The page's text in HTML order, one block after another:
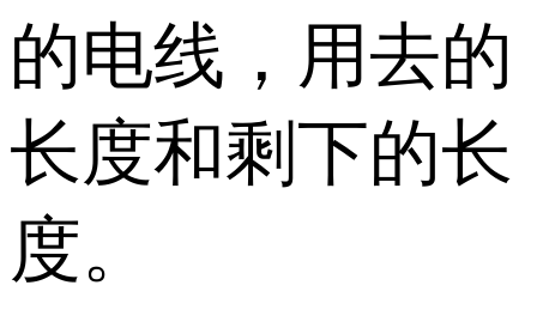
的电线，用去的
长度和剩下的长
度。